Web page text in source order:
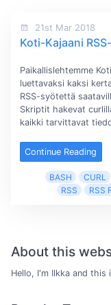
21st Mar 2018
Koti-Kajaani
Paikallislehtemme
luettavaksi kaksi
RSS-syötettä
Skriptit hakevat
kaikki tarvittavat
Continue Reading
BASH CURL
RSS
RSS
About this
Hello, I'm Ilkka and this